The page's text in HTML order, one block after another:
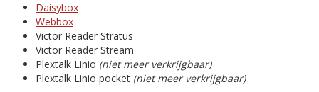
Daisybox
Webbox
Victor Reader Stratus
Victor Reader Stream
Plextalk Linio (niet meer verkrijgbaar)
Plextalk Linio pocket (niet meer verkrijgbaar)